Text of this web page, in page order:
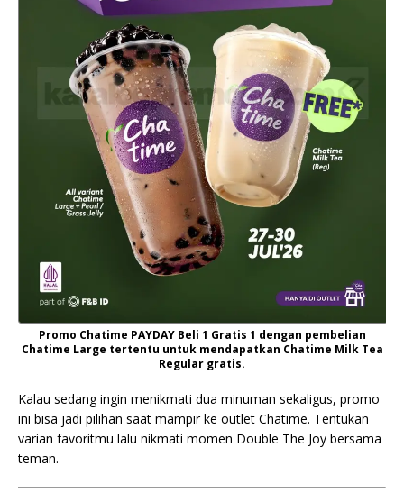
Promo Chatime PAYDAY Beli 1 Gratis 1 dengan pembelian
Chatime Large tertentu untuk mendapatkan Chatime Milk Tea
Regular gratis.
Kalau sedang ingin menikmati dua minuman sekaligus, promo
ini bisa jadi pilihan saat mampir ke outlet Chatime. Tentukan
varian favoritmu lalu nikmati momen Double The Joy bersama
teman.